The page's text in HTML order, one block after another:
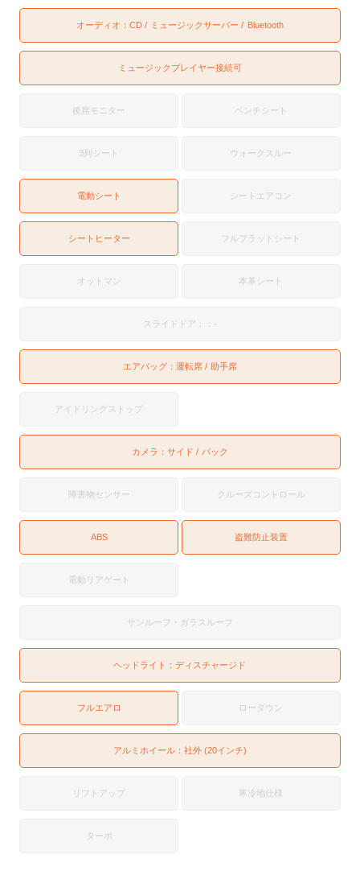
オーディオ：CD ミュージックサーバー Bluetooth
ミュージックプレイヤー接続可
後席モニター ベンチシート
3列シート ウォークスルー
電動シート シートエアコン
シートヒーター フルフラットシート
オットマン 本革シート
スライドドア：：-
エアバッグ： 運転席 助手席
アイドリングストップ
カメラ： サイド バック
障害物センサー クルーズコントロール
ABS 盗難防止装置
電動リアゲート
サンルーフ・ガラスルーフ
ヘッドライト：ディスチャージド
フルエアロ ローダウン
アルミホイール：社外 (20インチ)
リフトアップ 寒冷地仕様
ターボ